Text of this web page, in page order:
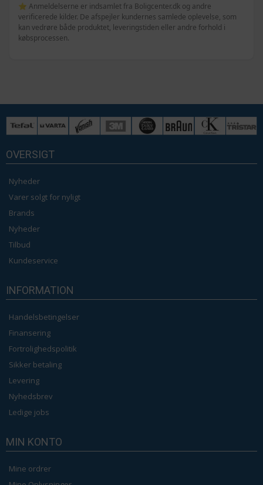
⭐ Anmeldelserne er indsamlet fra Boligcenter.dk og andre
verificerede kilder. De afspejler kundernes samlede oplevelse, som
kan vedrøre både produktet, leveringstiden eller andre forhold i
købsprocessen.
OVERSIGT
Nyheder
Varer solgt for nyligt
Brands
Nyheder
Tilbud
Kundeservice
INFORMATION
Handelsbetingelser
Finansering
Fortrolighedspolitik
Sikker betaling
Levering
Nyhedsbrev
Ledige jobs
MIN KONTO
Mine ordrer